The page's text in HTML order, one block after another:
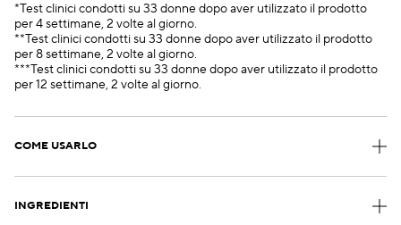
*Test clinici condotti su 33 donne dopo aver utilizzato il prodotto
per 4 settimane, 2 volte al giorno.
**Test clinici condotti su 33 donne dopo aver utilizzato il prodotto
per 8 settimane, 2 volte al giorno.
***Test clinici condotti su 33 donne dopo aver utilizzato il prodotto
per 12 settimane, 2 volte al giorno.
COME USARLO
INGREDIENTI